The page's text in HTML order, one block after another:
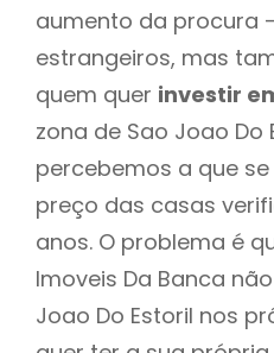
aumento da procura
estrangeiros, mas
quem quer investir
zona de Sao Joao
percebemos a que
preço das casas
anos. O problema é
Imoveis Da Banca
Joao Do Estoril nos